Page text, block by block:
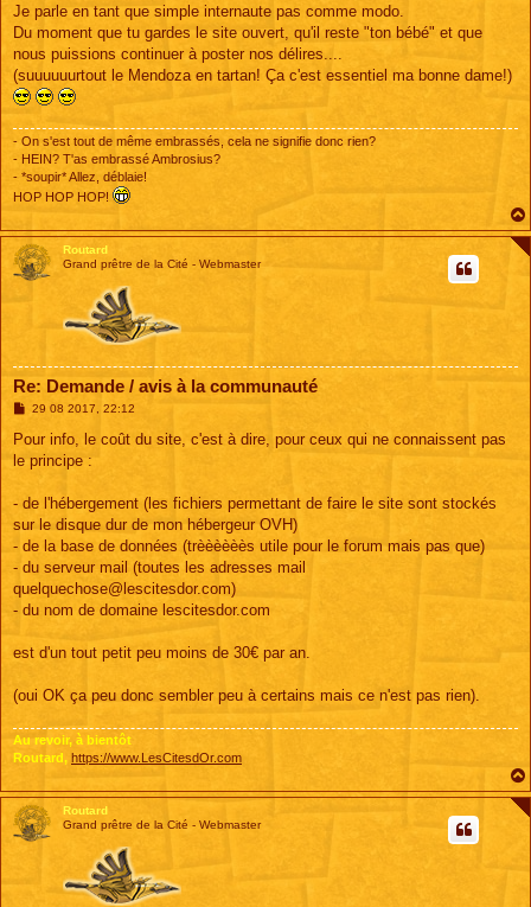
Je parle en tant que simple internaute pas comme modo.
Du moment que tu gardes le site ouvert, qu'il reste "ton bébé" et que
nous puissions continuer à poster nos délires....
(suuuuuurtout le Mendoza en tartan! Ça c'est essentiel ma bonne dame!)
- On s'est tout de même embrassés, cela ne signifie donc rien?
- HEIN? T'as embrassé Ambrosius?
- *soupir* Allez, déblaie!
HOP HOP HOP!
Routard
Grand prêtre de la Cité - Webmaster
Re: Demande / avis à la communauté
M
s
a
29 08 2017, 22:12
Pour info, le coût du site, c'est à dire, pour ceux qui ne connaissent pas
le principe :
- de l'hébergement (les fichiers permettant de faire le site sont stockés
sur le disque dur de mon hébergeur OVH)
- de la base de données (trèèèèèès utile pour le forum mais pas que)
- du serveur mail (toutes les adresses mail
quelquechose@lescitesdor.com)
- du nom de domaine lescitesdor.com
est d'un tout petit peu moins de 30€ par an.
(oui OK ça peu donc sembler peu à certains mais ce n'est pas rien).
Au revoir, à bientôt
Routard, https://www.LesCitesdOr.com
Routard
Grand prêtre de la Cité - Webmaster